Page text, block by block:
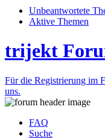
Unbeantwortete
Aktive Themen
trijekt
Für die Registrierung im
uns.
FAQ
Suche